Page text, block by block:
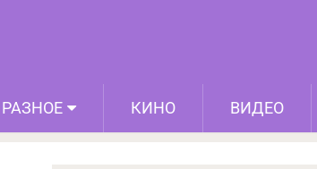
РАЗНОЕ КИНО ВИДЕО